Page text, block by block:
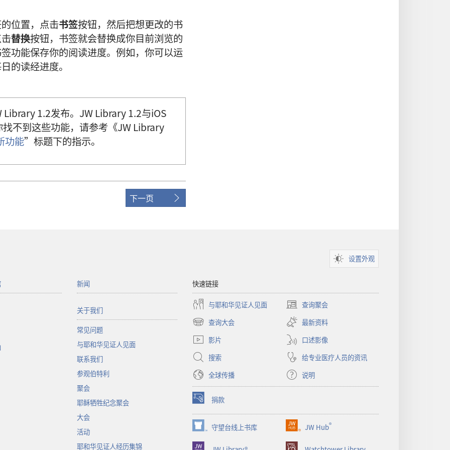
位置，点击书签按钮，然后把想更改的书
替换按钮，书签就会替换成你目前浏览的
功能保存你的阅读进度。例如，你可以运
的读经进度。
1.2发布。JW Library 1.2与iOS
不到这些功能，请参考《JW Library
功能”标题下的指示。
下一页
设置外观
新闻
关于我们
常见问题
与耶和华见证人见面
联系我们
参观伯特利
聚会
耶稣牺牲纪念聚会
大会
活动
耶和华见证人经历集锦
快速链接
与耶和华见证人见面 查询聚会
（打
开
新
窗
口）
查询大会
（打
开
新
窗
口）
最新资料
影片
口述影像
搜索
给专业医疗人员的资讯
全球传播
说明
捐款
（打
开
新
窗
口）
守望台线上书库
（打
开
JW Hub®
（打
开